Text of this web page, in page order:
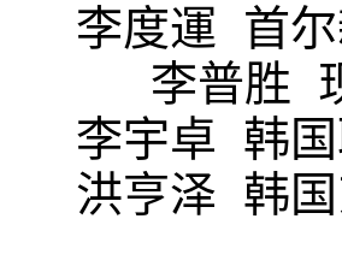
李度運 首
李普胜 现
李宇卓 韩
洪亨泽 韩